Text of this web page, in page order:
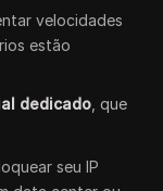
velocidades
estão
dedicado , que
seu IP